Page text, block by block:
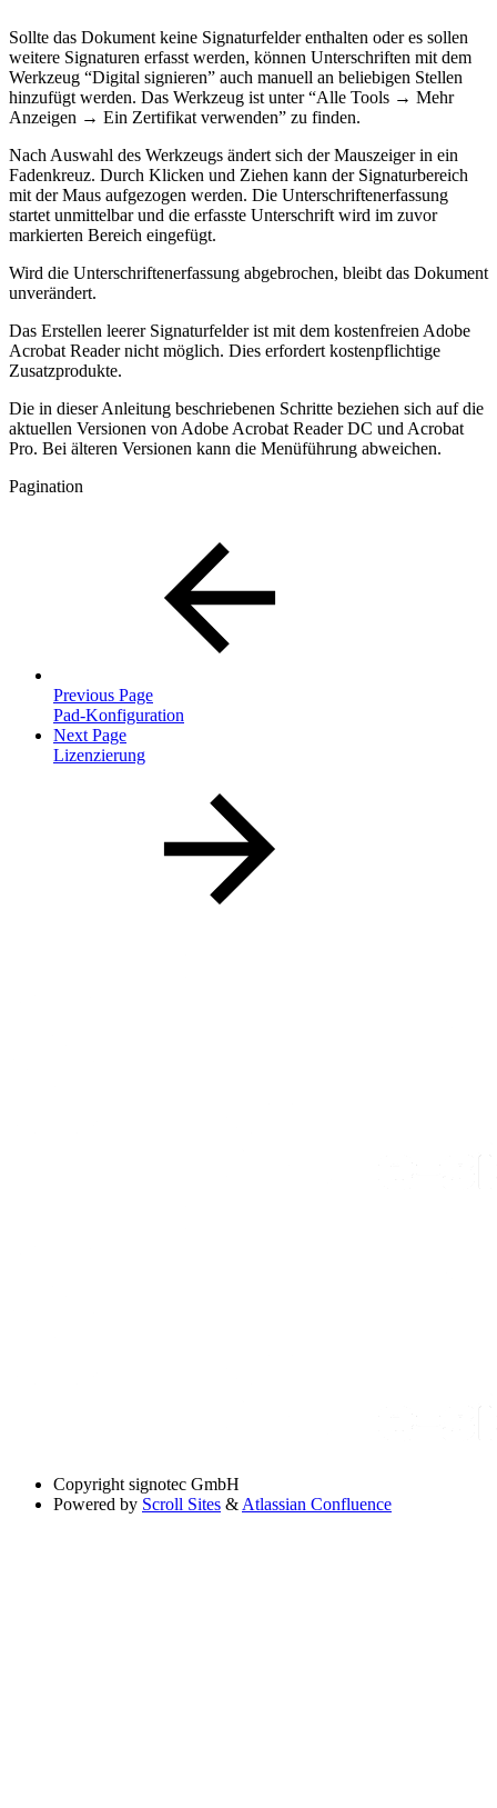
Sollte das Dokument keine Signaturfelder enthalten oder es sollen
weitere Signaturen erfasst werden, können Unterschriften mit dem
Werkzeug “Digital signieren” auch manuell an beliebigen Stellen
hinzufügt werden. Das Werkzeug ist unter “Alle Tools → Mehr
Anzeigen → Ein Zertifikat verwenden” zu finden.
Nach Auswahl des Werkzeugs ändert sich der Mauszeiger in ein
Fadenkreuz. Durch Klicken und Ziehen kann der Signaturbereich
mit der Maus aufgezogen werden. Die Unterschriftenerfassung
startet unmittelbar und die erfasste Unterschrift wird im zuvor
markierten Bereich eingefügt.
Wird die Unterschriftenerfassung abgebrochen, bleibt das Dokument
unverändert.
Das Erstellen leerer Signaturfelder ist mit dem kostenfreien Adobe
Acrobat Reader nicht möglich. Dies erfordert kostenpflichtige
Zusatzprodukte.
Die in dieser Anleitung beschriebenen Schritte beziehen sich auf die
aktuellen Versionen von Adobe Acrobat Reader DC und Acrobat
Pro. Bei älteren Versionen kann die Menüführung abweichen.
Pagination
Previous Page
Pad-Konfiguration
Next Page
Lizenzierung
Copyright signotec GmbH
Powered by Scroll Sites & Atlassian Confluence